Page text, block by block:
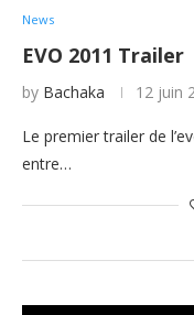
News
EVO 2011 Trailer
by Bachaka 12 juin
Le premier trailer de
entre…